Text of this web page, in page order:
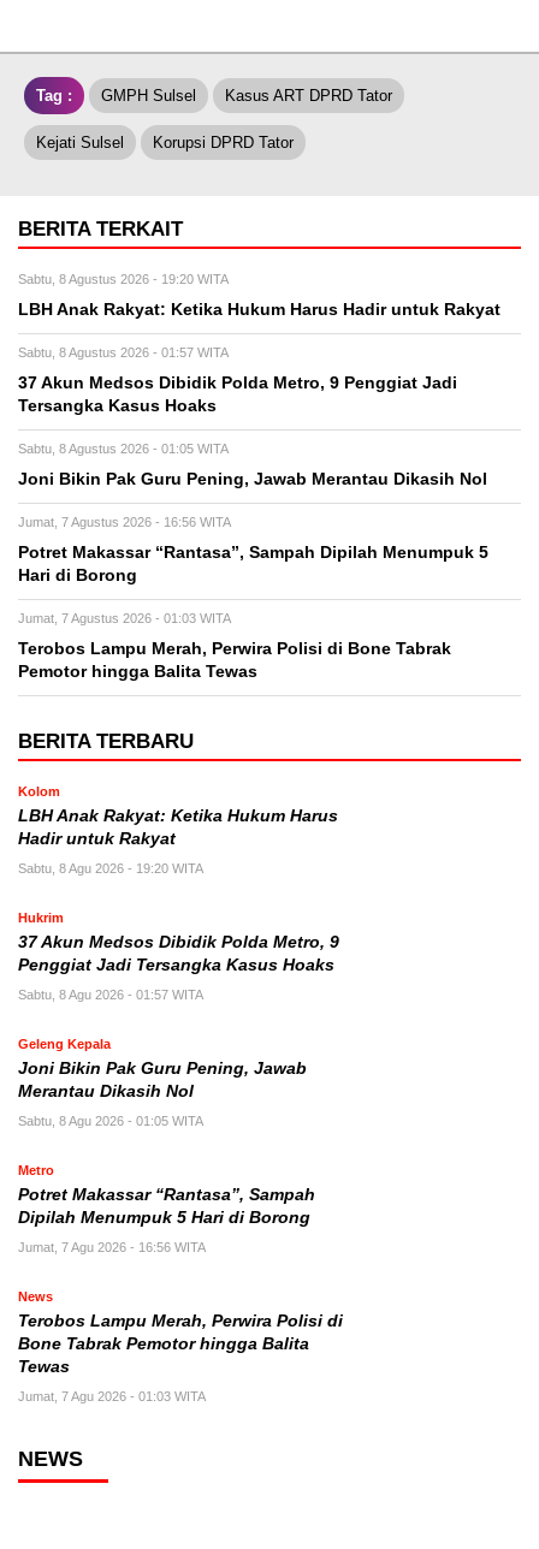
Tag : GMPH Sulsel Kasus ART DPRD Tator
Kejati Sulsel Korupsi DPRD Tator
BERITA TERKAIT
Sabtu, 8 Agustus 2026 - 19:20 WITA
LBH Anak Rakyat: Ketika Hukum Harus Hadir untuk Rakyat
Sabtu, 8 Agustus 2026 - 01:57 WITA
37 Akun Medsos Dibidik Polda Metro, 9 Penggiat Jadi
Tersangka Kasus Hoaks
Sabtu, 8 Agustus 2026 - 01:05 WITA
Joni Bikin Pak Guru Pening, Jawab Merantau Dikasih Nol
Jumat, 7 Agustus 2026 - 16:56 WITA
Potret Makassar “Rantasa”, Sampah Dipilah Menumpuk 5
Hari di Borong
Jumat, 7 Agustus 2026 - 01:03 WITA
Terobos Lampu Merah, Perwira Polisi di Bone Tabrak
Pemotor hingga Balita Tewas
BERITA TERBARU
Kolom
LBH Anak Rakyat: Ketika Hukum Harus
Hadir untuk Rakyat
Sabtu, 8 Agu 2026 - 19:20 WITA
Hukrim
37 Akun Medsos Dibidik Polda Metro, 9
Penggiat Jadi Tersangka Kasus Hoaks
Sabtu, 8 Agu 2026 - 01:57 WITA
Geleng Kepala
Joni Bikin Pak Guru Pening, Jawab
Merantau Dikasih Nol
Sabtu, 8 Agu 2026 - 01:05 WITA
Metro
Potret Makassar “Rantasa”, Sampah
Dipilah Menumpuk 5 Hari di Borong
Jumat, 7 Agu 2026 - 16:56 WITA
News
Terobos Lampu Merah, Perwira Polisi di
Bone Tabrak Pemotor hingga Balita
Tewas
Jumat, 7 Agu 2026 - 01:03 WITA
NEWS